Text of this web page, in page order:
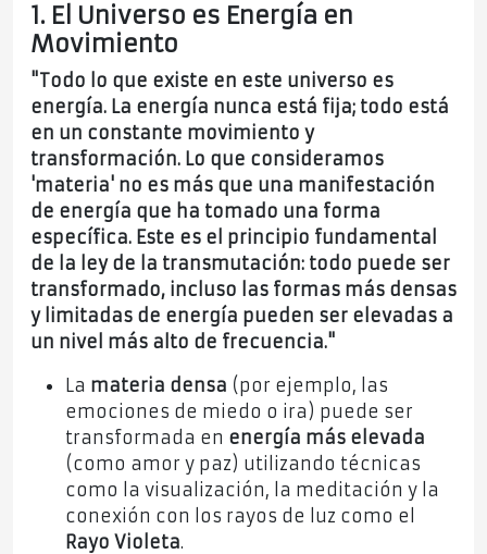
1. El Universo es Energía en
Movimiento
"Todo lo que existe en este universo es
energía. La energía nunca está fija; todo está
en un constante movimiento y
transformación. Lo que consideramos
'materia' no es más que una manifestación
de energía que ha tomado una forma
específica. Este es el principio fundamental
de la ley de la transmutación: todo puede ser
transformado, incluso las formas más densas
y limitadas de energía pueden ser elevadas a
un nivel más alto de frecuencia."
La materia densa (por ejemplo, las
emociones de miedo o ira) puede ser
transformada en energía más elevada
(como amor y paz) utilizando técnicas
como la visualización, la meditación y la
conexión con los rayos de luz como el
Rayo Violeta.